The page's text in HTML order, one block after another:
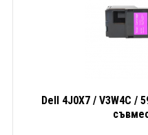
Dell 4J0X7 / V3W4C /